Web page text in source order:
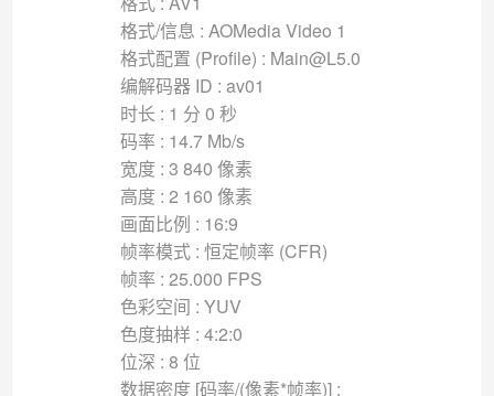
格式/信息 : AOMedia Video 1
格式配置 (Profile) : Main@L5.0
编解码器 ID : av01
时长 : 1 分 0 秒
码率 : 14.7 Mb/s
宽度 : 3 840 像素
高度 : 2 160 像素
画面比例 : 16:9
帧率模式 : 恒定帧率 (CFR)
帧率 : 25.000 FPS
色彩空间 : YUV
色度抽样 : 4:2:0
位深 : 8 位
数据密度 [码率/(像素*帧率)] :